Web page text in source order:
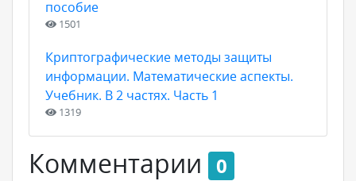
пособие
1501
Криптографические методы защиты
информации. Математические аспекты.
Учебник. В 2 частях. Часть 1
1319
Комментарии 0